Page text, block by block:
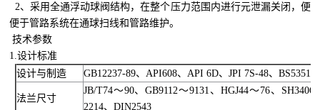
2、采用全通浮动球阀结构，在整个压力范围内进行元泄漏关闭，便
便于管路系统在通球扫线和管路维护。
技术参数
1.设计标准
设计与制造
GB12237-89、API608、API 6D、JPI 7S-48、BS5351
法兰尺寸
JB/T74～90、GB9112～9131、HGJ44～76、
2214、DIN2543